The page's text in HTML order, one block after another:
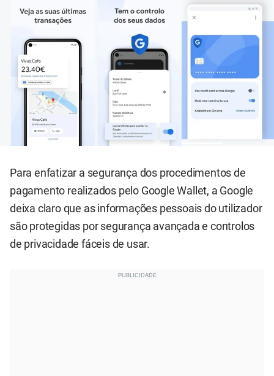
Para enfatizar a segurança dos procedimentos de
pagamento realizados pelo Google Wallet, a Google
deixa claro que as informações pessoais do utilizador
são protegidas por segurança avançada e controlos
de privacidade fáceis de usar.